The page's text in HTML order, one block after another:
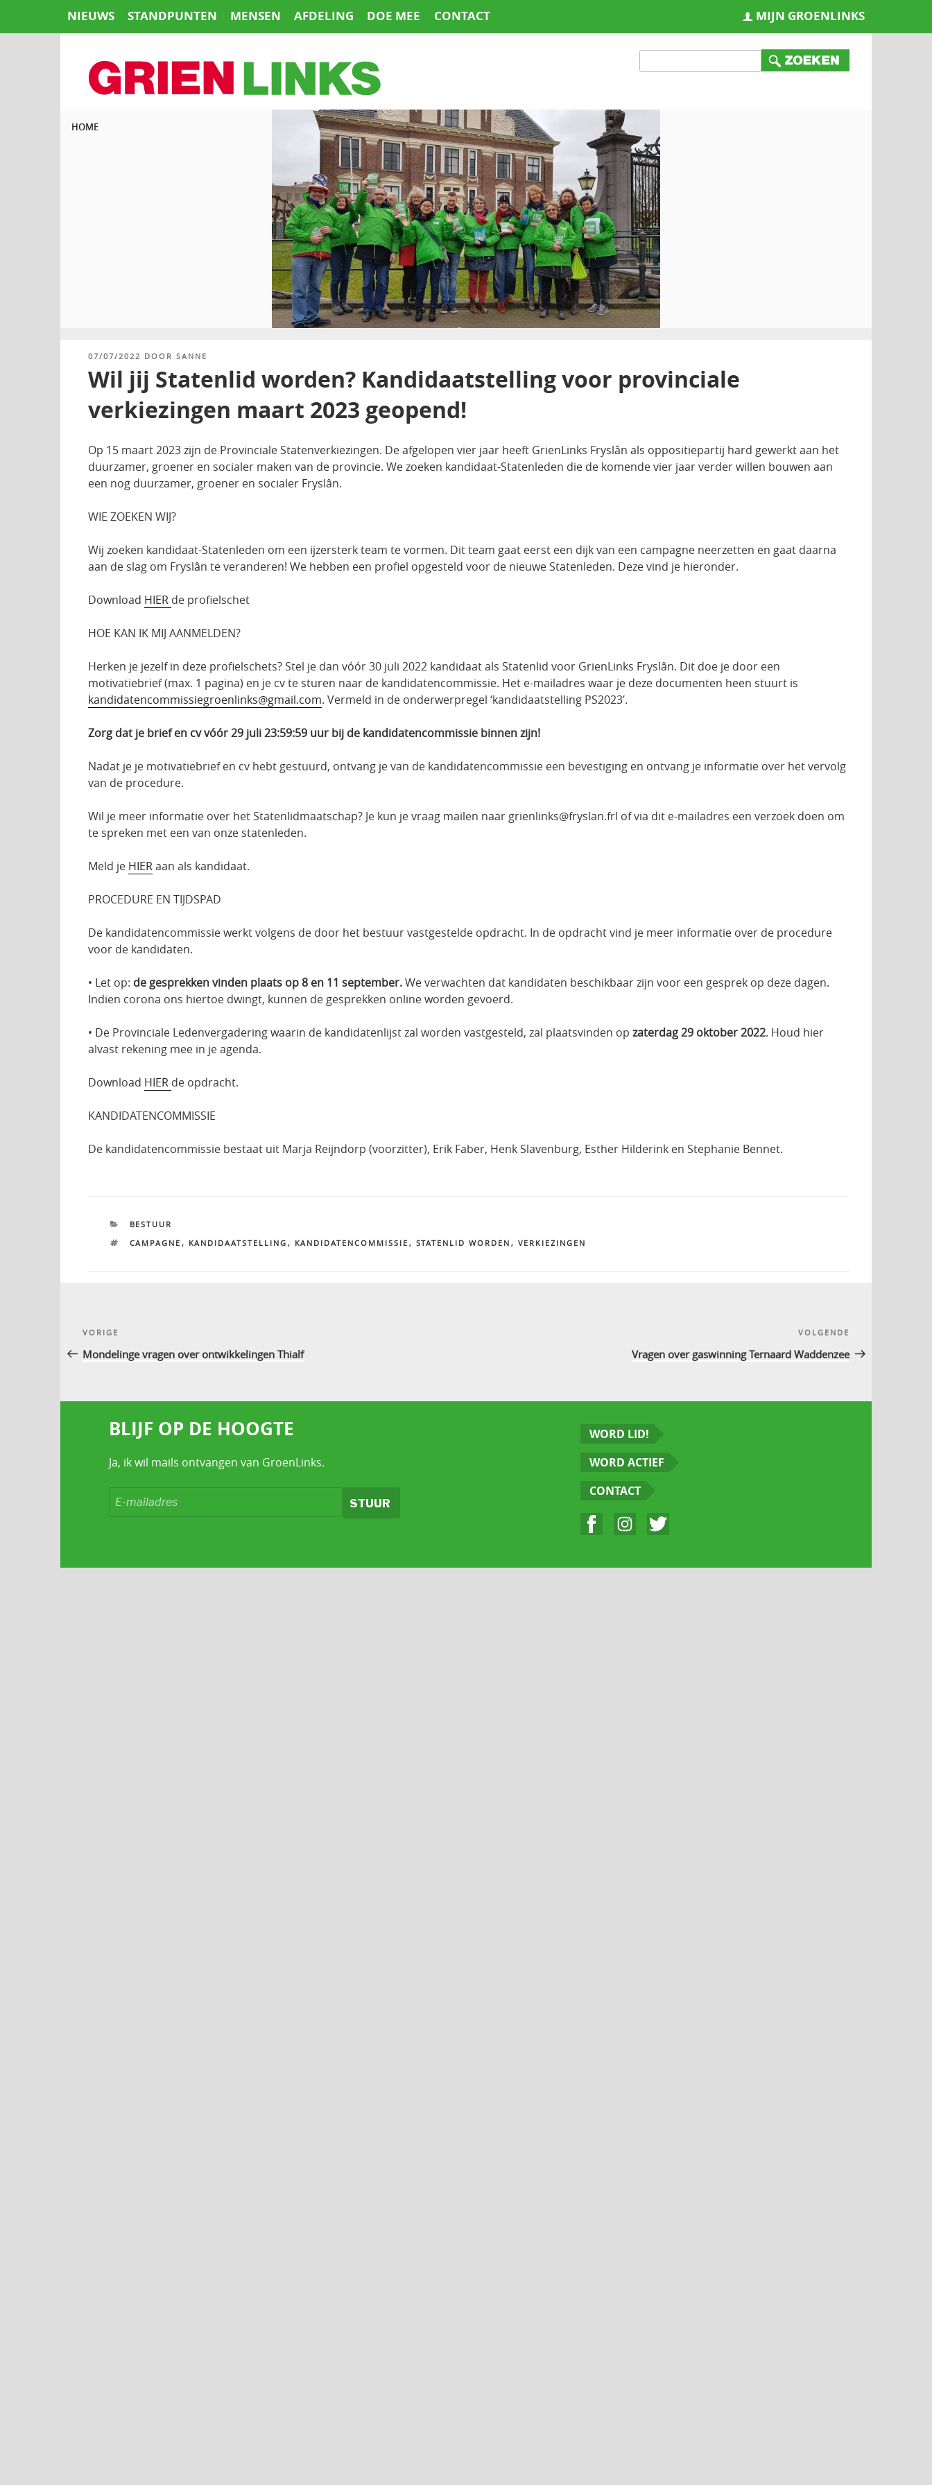
NIEUWS STANDPUNTEN MENSEN AFDELING DOE MEE CONTACT MIJN GROENLINKS
HOME
GEPLAATST
07/07/2022 DOOR SANNE
Wil jij Statenlid worden? Kandidaatstelling voor provinciale
verkiezingen maart 2023 geopend!
Op 15 maart 2023 zijn de Provinciale Statenverkiezingen. De afgelopen vier jaar heeft GrienLinks Fryslân als oppositiepartij hard gewerkt aan het
duurzamer, groener en socialer maken van de provincie. We zoeken kandidaat-Statenleden die de komende vier jaar verder willen bouwen aan
een nog duurzamer, groener en socialer Fryslân.
WIE ZOEKEN WIJ?
Wij zoeken kandidaat-Statenleden om een ijzersterk team te vormen. Dit team gaat eerst een dijk van een campagne neerzetten en gaat daarna
aan de slag om Fryslân te veranderen! We hebben een profiel opgesteld voor de nieuwe Statenleden. Deze vind je hieronder.
Download HIER de profielschet
HOE KAN IK MIJ AANMELDEN?
Herken je jezelf in deze profielschets? Stel je dan vóór 30 juli 2022 kandidaat als Statenlid voor GrienLinks Fryslân. Dit doe je door een
motivatiebrief (max. 1 pagina) en je cv te sturen naar de kandidatencommissie. Het e-mailadres waar je deze documenten heen stuurt is
kandidatencommissiegroenlinks@gmail.com. Vermeld in de onderwerpregel ‘kandidaatstelling PS2023′.
Zorg dat je brief en cv vóór 29 juli 23:59:59 uur bij de kandidatencommissie binnen zijn!
Nadat je je motivatiebrief en cv hebt gestuurd, ontvang je van de kandidatencommissie een bevestiging en ontvang je informatie over het vervolg
van de procedure.
Wil je meer informatie over het Statenlidmaatschap? Je kun je vraag mailen naar grienlinks@fryslan.frl of via dit e-mailadres een verzoek doen om
te spreken met een van onze statenleden.
Meld je HIERaan als kandidaat.
PROCEDURE EN TIJDSPAD
De kandidatencommissie werkt volgens de door het bestuur vastgestelde opdracht. In de opdracht vind je meer informatie over de procedure
voor de kandidaten.
• Let op: de gesprekken vinden plaats op 8 en 11 september.We verwachten dat kandidaten beschikbaar zijn voor een gesprek op deze dagen.
Indien corona ons hiertoe dwingt, kunnen de gesprekken online worden gevoerd.
• De Provinciale Ledenvergadering waarin de kandidatenlijst zal worden vastgesteld, zal plaatsvinden op zaterdag 29 oktober 2022. Houd hier
alvast rekening mee in je agenda.
Download HIER de opdracht.
KANDIDATENCOMMISSIE
De kandidatencommissie bestaat uit Marja Reijndorp (voorzitter), Erik Faber, Henk Slavenburg, Esther Hilderink en Stephanie Bennet.
CATEGORIEËN
BESTUUR
TAGS
CAMPAGNE , KANDIDAATSTELLING , KANDIDATENCOMMISSIE , STATENLID WORDEN , VERKIEZINGEN
Bericht
navigatie
Vorig
bericht
VORIGE
Mondelinge vragen over ontwikkelingen Thialf
bericht
VOLGENDE
Vragen over gaswinning Ternaard Waddenzee
BLIJF OP DE HOOGTE
Ja, ik wil mails ontvangen van GroenLinks.
WORD LID!
WORD ACTIEF
CONTACT